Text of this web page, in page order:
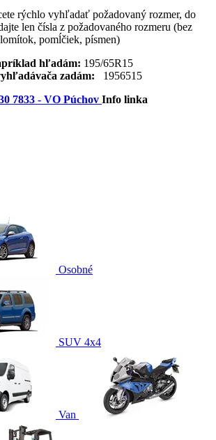
rýchlo vyhľadať požadovaný rozmer, do
len čísla z požadovaného rozmeru (bez
lomítok, pomĺčiek, písmen)
hľadám: 195/65R15
zadám: 1956515
7833 - VO Púchov Info linka
Osobné
SUV 4x4
Van